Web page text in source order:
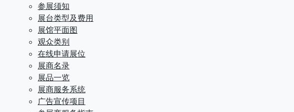
参展须知
展台类型及费用
展馆平面图
观众类别
在线申请展位
展商名录
展品一览
展商服务系统
广告宣传项目